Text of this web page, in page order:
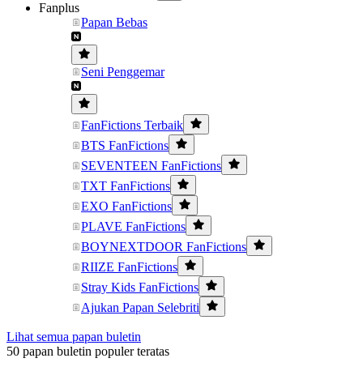
Fanplus
Papan Bebas
Seni Penggemar
FanFictions Terbaik
BTS FanFictions
SEVENTEEN FanFictions
TXT FanFictions
EXO FanFictions
PLAVE FanFictions
BOYNEXTDOOR FanFictions
RIIZE FanFictions
Stray Kids FanFictions
Ajukan Papan Selebriti
Lihat semua papan buletin
50 papan buletin populer teratas